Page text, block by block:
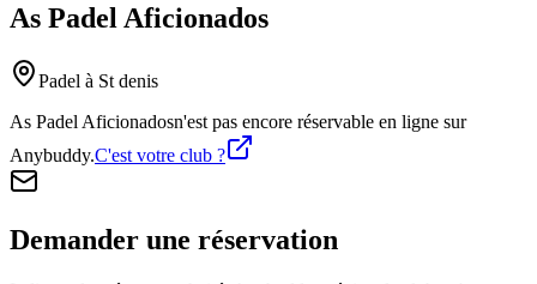
As Padel Aficionados
Padel à St denis
As Padel Aficionadosn'est pas encore réservable en ligne sur
Anybuddy.C'est votre club ?
Demander une réservation